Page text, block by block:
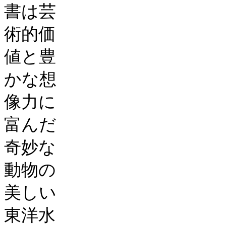
書は芸
術的価
値と豊
かな想
像力に
富んだ
奇妙な
動物の
美しい
東洋水